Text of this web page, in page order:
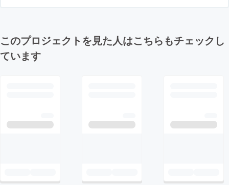
このプロジェクトを見た人はこちらもチェックし
ています